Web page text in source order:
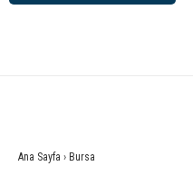
Ana Sayfa › Bursa